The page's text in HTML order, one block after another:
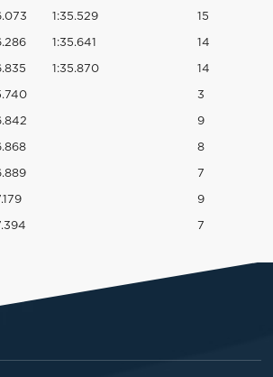
1:35.529 15
1:35.641 14
1:35.870 14
3
9
8
7
9
7